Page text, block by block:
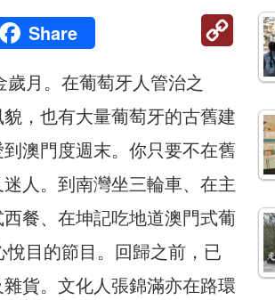
Share
Copy
月。在葡萄牙人管治之
，也有大量葡萄牙的古舊建
澳門度週末。你只要不在舊
人。到南灣坐三輪車、在主
餐、在坤記吃地道澳門式葡
目的節目。回歸之前，已
貨。文化人張錦滿亦在路環